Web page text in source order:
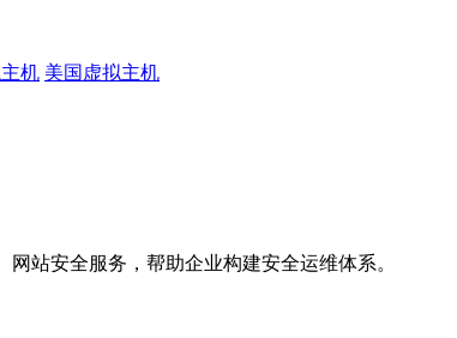
机 美国虚拟主机
站安全服务，帮助企业构建安全运维体系。